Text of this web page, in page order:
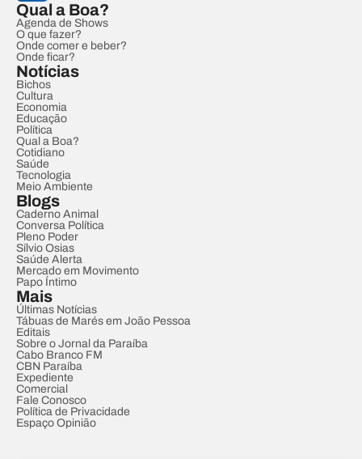
Qual a Boa?
Agenda de Shows
O que fazer?
Onde comer e beber?
Onde ficar?
Notícias
Bichos
Cultura
Economia
Educação
Política
Qual a Boa?
Cotidiano
Saúde
Tecnologia
Meio Ambiente
Blogs
Caderno Animal
Conversa Política
Pleno Poder
Sílvio Osias
Saúde Alerta
Mercado em Movimento
Papo Íntimo
Mais
Últimas Notícias
Tábuas de Marés em João Pessoa
Editais
Sobre o Jornal da Paraíba
Cabo Branco FM
CBN Paraíba
Expediente
Comercial
Fale Conosco
Política de Privacidade
Espaço Opinião